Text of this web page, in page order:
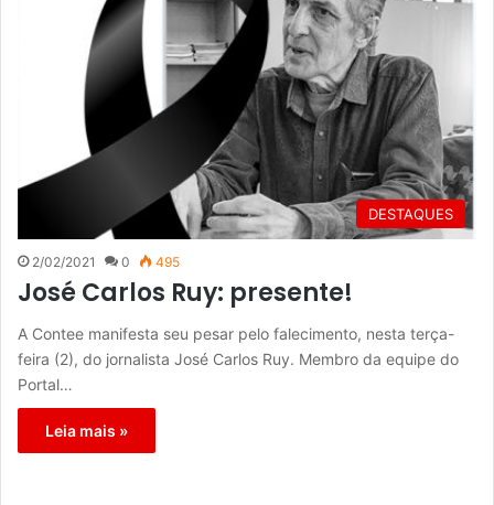
DESTAQUES
2/02/2021 0 495
José Carlos Ruy: presente!
A Contee manifesta seu pesar pelo falecimento, nesta terça-
feira (2), do jornalista José Carlos Ruy. Membro da equipe do
Portal…
Leia mais »